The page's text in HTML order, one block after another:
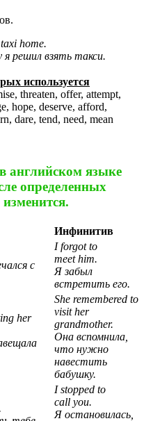
home.
решил взять такси.
используется
threaten, offer, attempt,
hope, deserve, afford,
dare, tend, need, mean
английском языке
определенных
Инфинитив
с
Iforgot to
meet him.
Я забыл
встретить его.
her
She remembered to
visit her
grandmother.
Она вспомнила,
что нужно
навестить
бабушку.
Istopped to
call you.
Я остановилась,